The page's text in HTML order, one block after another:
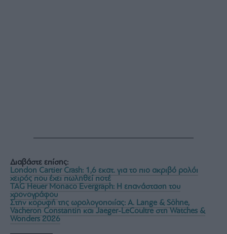
Διαβάστε επίσης:
London Cartier Crash: 1,6 εκατ. για το πιο ακριβό ρολόι
χειρός που έχει πωληθεί ποτέ
TAG Heuer Monaco Evergraph: Η επανάσταση του
χρονογράφου
Στην κορυφή της ωρολογοποιίας: A. Lange & Söhne,
Vacheron Constantin και Jaeger-LeCoultre στη Watches &
Wonders 2026